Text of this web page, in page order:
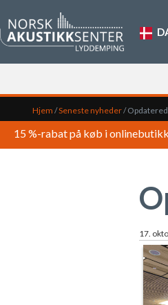
Hjem /Seneste nyheder/
15 %-rabat på køb i
17.